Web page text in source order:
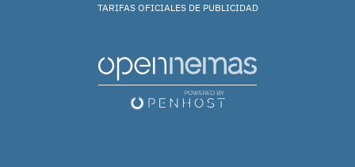
TARIFAS OFICIALES DE PUBLICIDAD